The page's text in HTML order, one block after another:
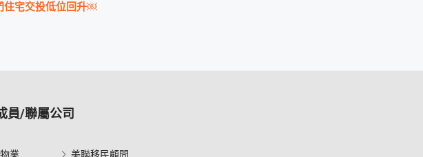
住宅交投低位回升￼
員/聯屬公司
業 美聯移民顧問